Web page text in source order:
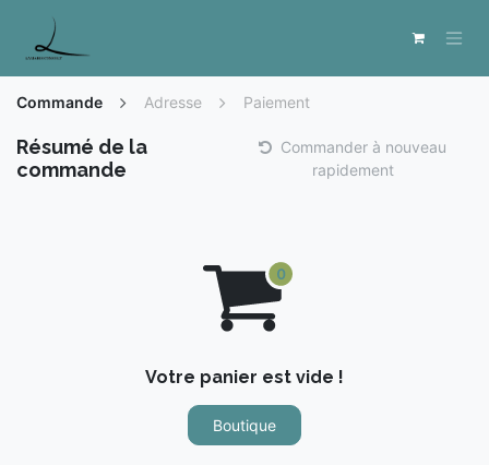
Commande Adresse Paiement
Résumé de la
commande
Commander à nouveau
rapidement
Votre panier est vide !
Boutique